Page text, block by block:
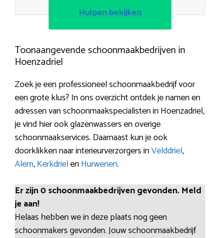
Hulpen bekijken
Toonaangevende schoonmaakbedrijven in
Hoenzadriel
Zoek je een professioneel schoonmaakbedrijf voor
een grote klus? In ons overzicht ontdek je namen en
adressen van schoonmaakspecialisten in Hoenzadriel,
je vind hier ook glazenwassers en overige
schoonmaakservices. Daarnaast kun je ook
doorklikken naar interieurverzorgers inVelddriel,
Alem,KerkdrielenHurwenen.
Er zijn 0 schoonmaakbedrijven gevonden. Meld
je aan!
Helaas hebben we in deze plaats nog geen
schoonmakers gevonden. Jouw schoonmaakbedrijf